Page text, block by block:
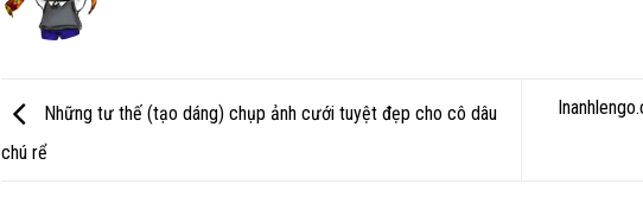
Những tư thế (tạo dáng) chụp ảnh cưới tuyệt đẹp cho cô dâu
chú rể